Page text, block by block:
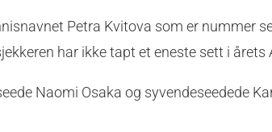
Petra Kvitova som er nummer
har ikke tapt et eneste sett i årets
Naomi Osaka og syvendeseedede